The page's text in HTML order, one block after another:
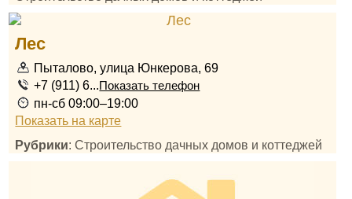
Лес
Пыталово, улица Юнкерова, 69
+7 (911) 6...Показать телефон
пн-сб 09:00–19:00
Показать на карте
Рубрики: Строительство дачных домов и коттеджей